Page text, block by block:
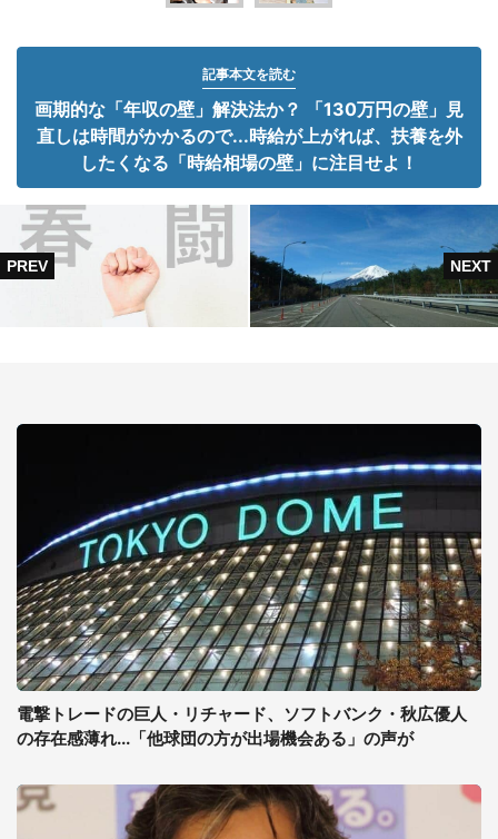
記事本文を読む
画期的な「年収の壁」解決法か？ 「130万円の壁」見
直しは時間がかかるので...時給が上がれば、扶養を外
したくなる「時給相場の壁」に注目せよ！
電撃トレードの巨人・リチャード、ソフトバンク・秋広優人
の存在感薄れ...「他球団の方が出場機会ある」の声が